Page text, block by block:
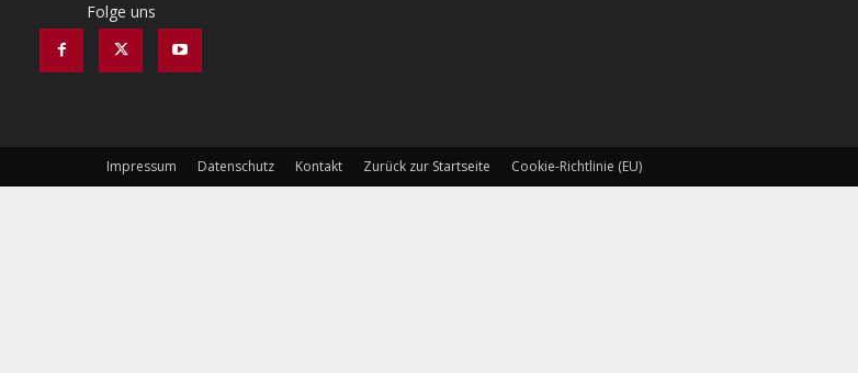
Folge uns
Impressum Datenschutz Kontakt Zurück zur Startseite Cookie-Richtlinie (EU)